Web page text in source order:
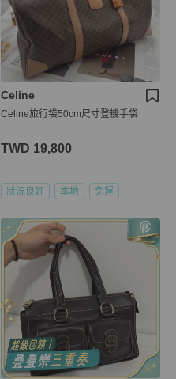
Celine
Celine旅行袋50cm尺寸登機手袋
TWD 19,800
狀況良好 本地 免運